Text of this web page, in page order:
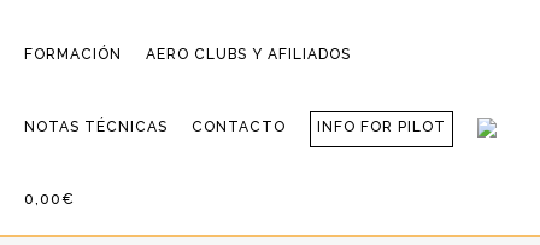
FORMACIÓN AERO CLUBS Y AFILIADOS
NOTAS TÉCNICAS CONTACTO INFO FOR PILOT
0,00€